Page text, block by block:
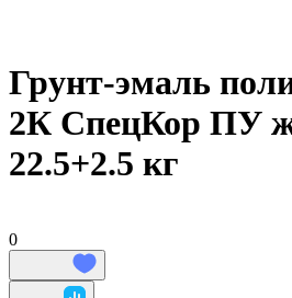
Грунт-эмаль
2К СпецКор ПУ
22.5+2.5 кг
0